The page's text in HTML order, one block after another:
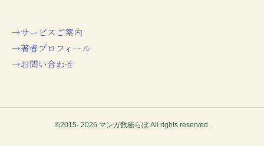
→サービスご案内
→著者プロフィール
→お問い合わせ
©2015- 2026 マンガ数秘らぼ All rights reserved.